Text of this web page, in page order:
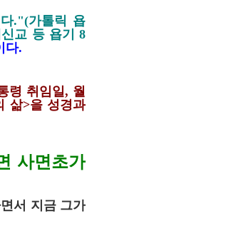
."(가톨릭 욥
신교 등 욥기8
다.
령 취임일, 월
삶>을 성경과
사면초가
서 지금 그가